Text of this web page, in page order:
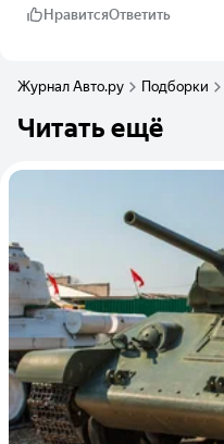
НравитсяОтветить
Журнал Авто.ру Подборки
Читать ещё